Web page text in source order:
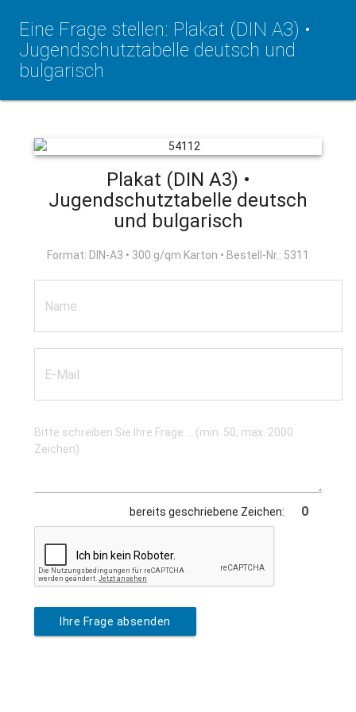
Eine Frage stellen: Plakat (DIN A3) •
Jugendschutztabelle deutsch und
bulgarisch
Plakat (DIN A3) •
Jugendschutztabelle deutsch
und bulgarisch
Format: DIN-A3 • 300 g/qm Karton • Bestell-Nr.: 5311
bereits geschriebene Zeichen:
Ihre Frage absenden